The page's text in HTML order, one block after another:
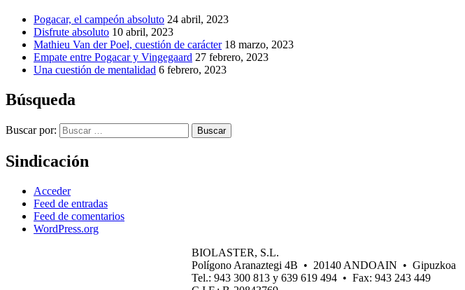
Pogacar, el campeón absoluto 24 abril, 2023
Disfrute absoluto 10 abril, 2023
Mathieu Van der Poel, cuestión de carácter 18 marzo, 2023
Empate entre Pogacar y Vingegaard 27 febrero, 2023
Una cuestión de mentalidad 6 febrero, 2023
Búsqueda
Buscar por: Buscar
Sindicación
Acceder
Feed de entradas
Feed de comentarios
WordPress.org
BIOLASTER, S.L.
Polígono Aranaztegi 4B • 20140 ANDOAIN • Gipuzkoa
Tel.: 943 300 813 y 639 619 494 • Fax: 943 243 449